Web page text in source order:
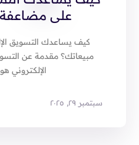
على
سبتمبر ٢٩, ٢٠٢٥
كيف يساعدك التسويق
مبيعاتك؟ مقدمة عن
الإلكتروني